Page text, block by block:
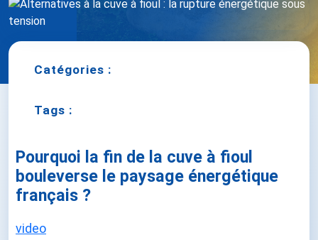
Catégories :
Tags :
Pourquoi la fin de la cuve à fioul
bouleverse le paysage énergétique
français ?
video